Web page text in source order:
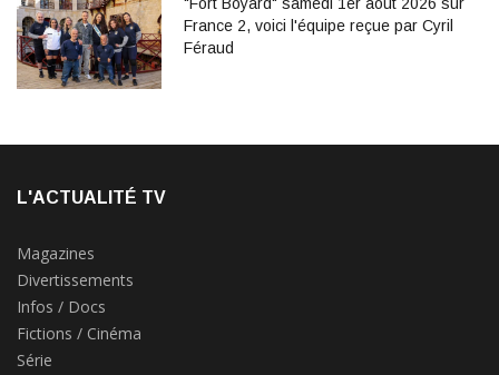
"Fort Boyard" samedi 1er août 2026 sur
France 2, voici l'équipe reçue par Cyril
Féraud
L'ACTUALITÉ TV
Magazines
Divertissements
Infos / Docs
Fictions / Cinéma
Série